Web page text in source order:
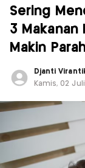
Sering
3 Makanan
Makin
Djanti
Kamis, 02